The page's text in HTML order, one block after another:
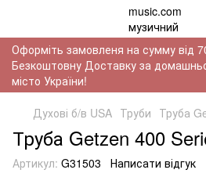
Оформіть замовленя на сумму від
Безкоштовну Доставку за
місто України!
Духові б/в USA Труби Труба
Труба Getzen 400
Артикул: G31503 Написати відгук